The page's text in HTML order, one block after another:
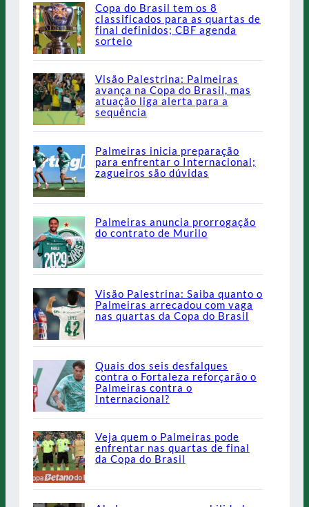
Copa do Brasil tem os 8
classificados para as quartas de
final definidos; CBF agenda
sorteio
Visão Palestrina: Palmeiras
avança na Copa do Brasil, mas
atuação liga alerta para a
sequência
Palmeiras inicia preparação
para enfrentar o Internacional;
zagueiros são dúvidas
Palmeiras anuncia prorrogação
do contrato de Murilo
Visão Palestrina: Saiba quanto o
Palmeiras arrecadou com vaga
nas quartas da Copa do Brasil
Quais dos seis desfalques
contra o Fortaleza reforçarão o
Palmeiras contra o
Internacional?
Veja quem o Palmeiras pode
enfrentar nas quartas de final
da Copa do Brasil